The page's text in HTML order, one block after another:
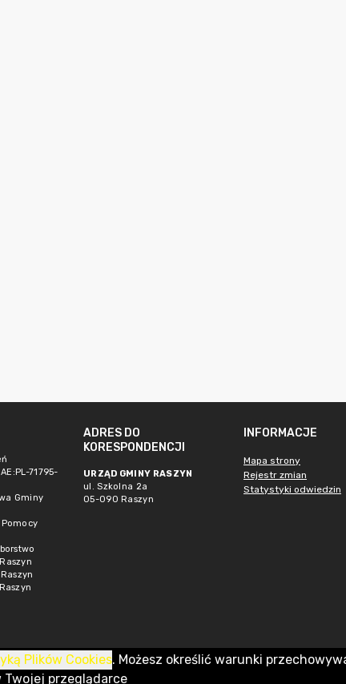
71795-
Gminy
ADRES DO
KORESPONDENCJI
URZĄD GMINY RASZYN
ul. Szkolna 2a
05-090 Raszyn
INFORMACJE
Mapa strony
Rejestr zmian
Statystyki odwiedzin
Plików Cookies. Możesz określić warunki
Twojej przeglądarce